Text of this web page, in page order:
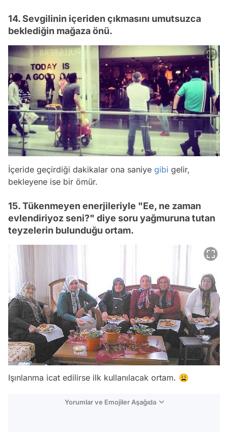
14. Sevgilinin içeriden çıkmasını umutsuzca
beklediğin mağaza önü.
İçeride geçirdiği dakikalar ona saniye gibi gelir,
bekleyene ise bir ömür.
15. Tükenmeyen enerjileriyle "Ee, ne zaman
evlendiriyoz seni?" diye soru yağmuruna tutan
teyzelerin bulunduğu ortam.
Işınlanma icat edilirse ilk kullanılacak ortam. 😩
Yorumlar ve Emojiler Aşağıda